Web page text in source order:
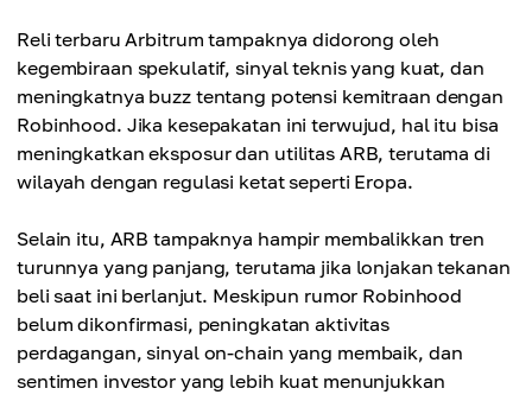
Reli terbaru Arbitrum tampaknya didorong oleh
kegembiraan spekulatif, sinyal teknis yang kuat, dan
meningkatnya buzz tentang potensi kemitraan dengan
Robinhood. Jika kesepakatan ini terwujud, hal itu bisa
meningkatkan eksposur dan utilitas ARB, terutama di
wilayah dengan regulasi ketat seperti Eropa.
Selain itu, ARB tampaknya hampir membalikkan tren
turunnya yang panjang, terutama jika lonjakan tekanan
beli saat ini berlanjut. Meskipun rumor Robinhood
belum dikonfirmasi, peningkatan aktivitas
perdagangan, sinyal on-chain yang membaik, dan
sentimen investor yang lebih kuat menunjukkan